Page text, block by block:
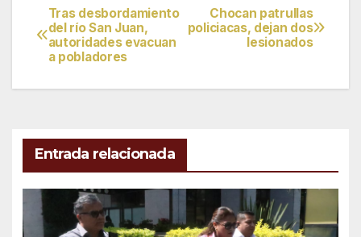
Navegación
de
entradas
Chocan patrullas
policiacas, dejan dos
lesionados
Tras desbordamiento
del río San Juan,
autoridades evacuan
a pobladores
Entrada relacionada